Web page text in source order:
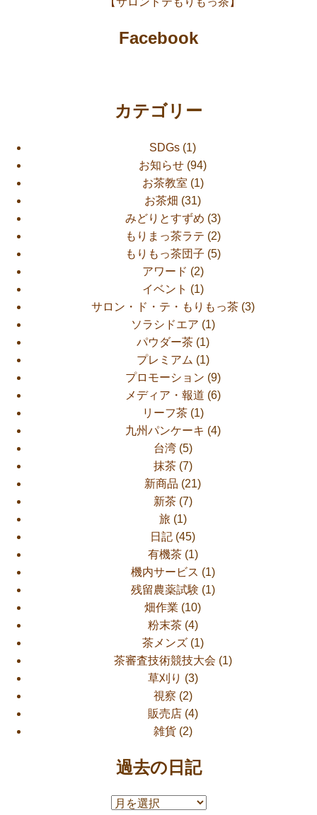
Facebook
カテゴリー
SDGs (1)
お知らせ (94)
お茶教室 (1)
お茶畑 (31)
みどりとすずめ (3)
もりまっ茶ラテ (2)
もりもっ茶団子 (5)
アワード (2)
イベント (1)
サロン・ド・テ・もりもっ茶(3)
ソラシドエア (1)
パウダー茶(1)
プレミアム (1)
プロモーション (9)
メディア・報道 (6)
リーフ茶(1)
九州パンケーキ (4)
台湾(5)
抹茶(7)
新商品 (21)
新茶(7)
旅 (1)
日記 (45)
有機茶(1)
機内サービス (1)
残留農薬試験 (1)
畑作業 (10)
粉末茶(4)
茶メンズ(1)
茶審査技術競技大会 (1)
草刈り (3)
視察 (2)
販売店(4)
雑貨(2)
過去の日記
過